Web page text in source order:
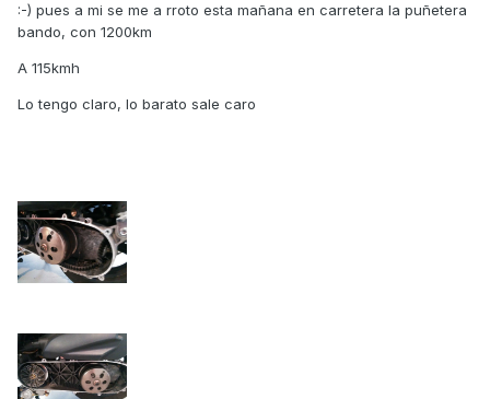
:-) pues a mi se me a rroto esta mañana en carretera la puñetera
bando, con 1200km
A 115kmh
Lo tengo claro, lo barato sale caro